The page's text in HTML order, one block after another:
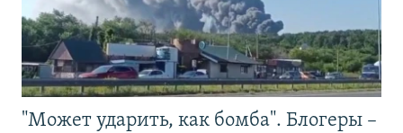
"Может ударить, как бомба". Блогеры –